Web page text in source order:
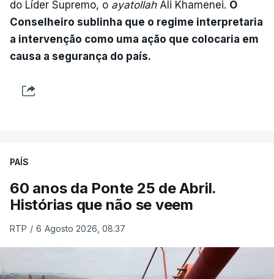
do Líder Supremo, o ayatollah Ali Khamenei. O
Conselheiro sublinha que o regime interpretaria
a intervenção como uma ação que colocaria em
causa a segurança do país.
PAÍS
60 anos da Ponte 25 de Abril.
Histórias que não se veem
RTP / 6 Agosto 2026, 08:37